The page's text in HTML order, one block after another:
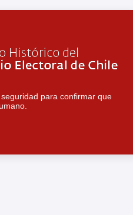
para confirmar que